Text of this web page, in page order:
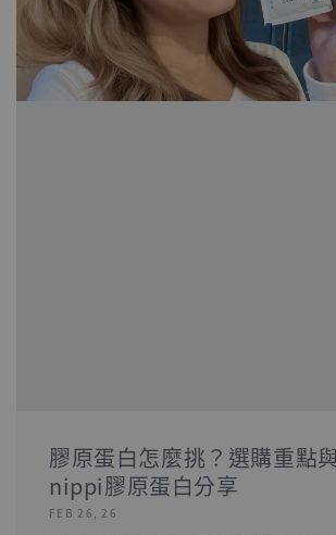
膠原蛋白怎麼挑？選購重點
nippi膠原蛋白分享
FEB 26, 26